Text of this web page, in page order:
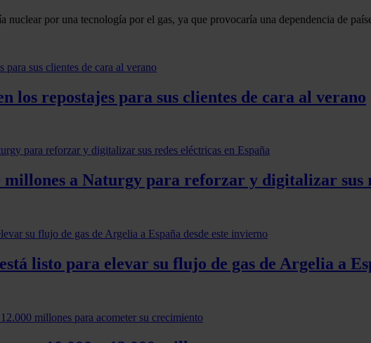
por una tecnología por el gas, ya que provocaría una dependencia de
los repostajes para sus clientes de cara al verano
a Naturgy para reforzar y digitalizar sus
listo para elevar su flujo de gas de Argelia a